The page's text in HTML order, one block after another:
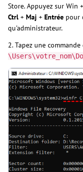
Store. Appuyez sur Win
Ctrl + Maj + Entrée pour
qu'administrateur.
2. Tapez une commande